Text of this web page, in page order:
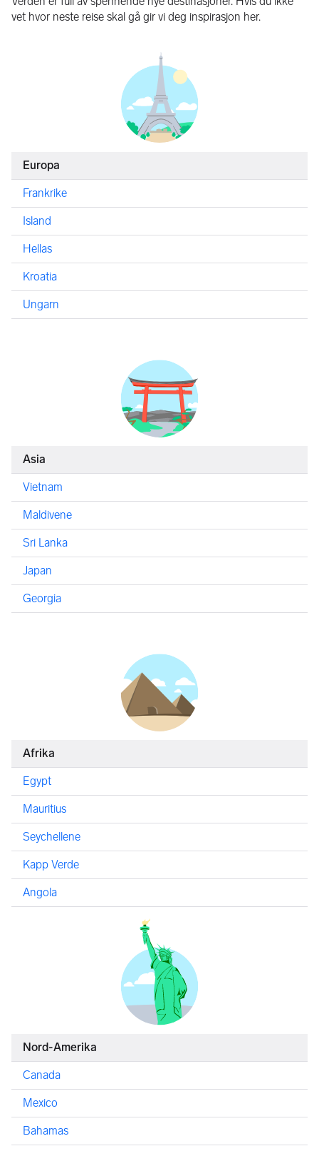
vet hvor neste reise skal gå gir vi deg inspirasjon her.
Europa
Frankrike
Island
Hellas
Kroatia
Ungarn
Asia
Vietnam
Maldivene
Sri Lanka
Japan
Georgia
Afrika
Egypt
Mauritius
Seychellene
Kapp Verde
Angola
Nord-Amerika
Canada
Mexico
Bahamas